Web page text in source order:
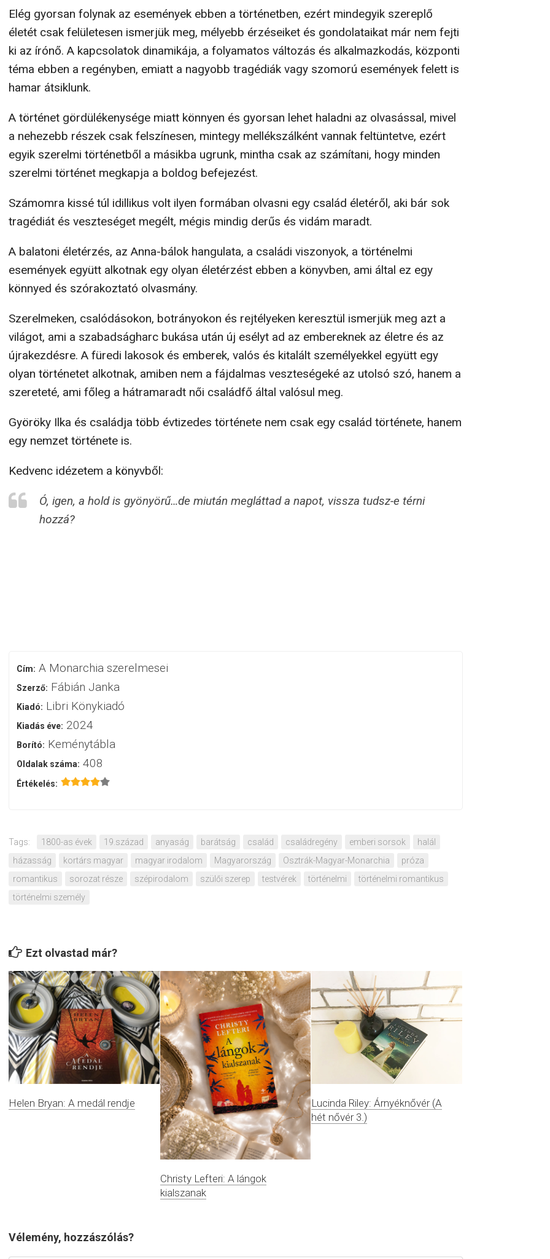
Elég gyorsan folynak az események ebben a történetben, ezért mindegyik szereplő
életét csak felületesen ismerjük meg, mélyebb érzéseiket és gondolataikat már nem fejti
ki az írónő. A kapcsolatok dinamikája, a folyamatos változás és alkalmazkodás, központi
téma ebben a regényben, emiatt a nagyobb tragédiák vagy szomorú események felett is
hamar átsiklunk.
A történet gördülékenysége miatt könnyen és gyorsan lehet haladni az olvasással, mivel
a nehezebb részek csak felszínesen, mintegy mellékszálként vannak feltüntetve, ezért
egyik szerelmi történetből a másikba ugrunk, mintha csak az számítani, hogy minden
szerelmi történet megkapja a boldog befejezést.
Számomra kissé túl idillikus volt ilyen formában olvasni egy család életéről, aki bár sok
tragédiát és veszteséget megélt, mégis mindig derűs és vidám maradt.
A balatoni életérzés, az Anna-bálok hangulata, a családi viszonyok, a történelmi
események együtt alkotnak egy olyan életérzést ebben a könyvben, ami által ez egy
könnyed és szórakoztató olvasmány.
Szerelmeken, csalódásokon, botrányokon és rejtélyeken keresztül ismerjük meg azt a
világot, ami a szabadságharc bukása után új esélyt ad az embereknek az életre és az
újrakezdésre. A füredi lakosok és emberek, valós és kitalált személyekkel együtt egy
olyan történetet alkotnak, amiben nem a fájdalmas veszteségeké az utolsó szó, hanem a
szereteté, ami főleg a hátramaradt női családfő által valósul meg.
Györöky Ilka és családja több évtizedes története nem csak egy család története, hanem
egy nemzet története is.
Kedvenc idézetem a könyvből:
Ó, igen, a hold is gyönyörű…de miután megláttad a napot, vissza tudsz-e térni
hozzá?
Cím: A Monarchia szerelmesei
Szerző: Fábián Janka
Kiadó: Libri Könykiadó
Kiadás éve: 2024
Borító: Keménytábla
Oldalak száma: 408
Értékelés:
Tags: 1800-as évek 19.század anyaság barátság család családregény emberi sorsok
halál
házasság
kortárs magyar magyar irodalom Magyarország Osztrák-Magyar-Monarchia
próza
romantikus
sorozat része szépirodalom szülői szerep testvérek történelmi
történelmi romantikus
történelmi személy
Ezt olvastad már?
Helen Bryan: A medál rendje
Christy Lefteri: A lángok
kialszanak
Lucinda Riley: Árnyéknővér (A
hét nővér 3.)
Vélemény, hozzászólás?